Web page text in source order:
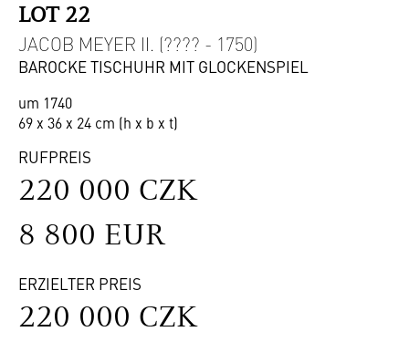
LOT 22
JACOB MEYER II. (???? - 1750)
BAROCKE TISCHUHR MIT GLOCKENSPIEL
um 1740
69 x 36 x 24 cm (h x b x t)
RUFPREIS
220 000 CZK
8 800 EUR
ERZIELTER PREIS
220 000 CZK